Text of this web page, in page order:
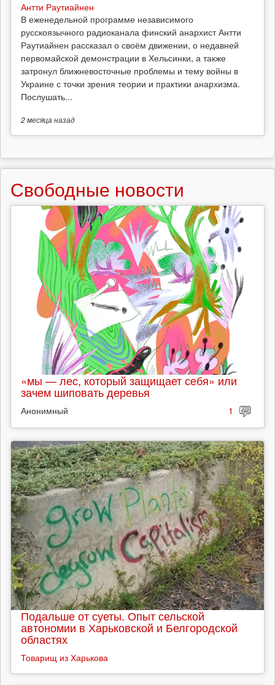
Антти Раутиайнен
В еженедельной программе независимого
русскоязычного радиоканала финский анархист Антти
Раутиайнен рассказал о своём движении, о недавней
первомайской демонстрации в Хельсинки, а также
затронул ближневосточные проблемы и тему войны в
Украине с точки зрения теории и практики анархизма.
Послушать...
2 месяца назад
Свободные новости
«мы — лес, который защищает себя» или
зачем шиповать деревья
Анонимный 1
Подальше от суеты. Опыт сельской
автономии в Харьковской и Белгородской
областях
Товарищ из Харькова